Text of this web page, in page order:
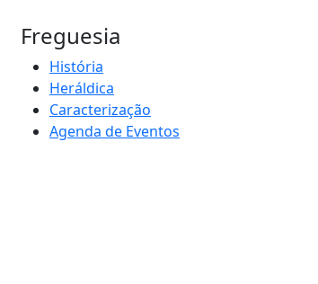
Freguesia
História
Heráldica
Caracterização
Agenda de Eventos